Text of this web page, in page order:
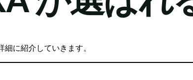
に紹介していきます。